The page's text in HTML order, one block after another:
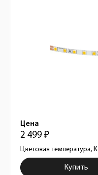
Цена
2 499 ₽
Цветовая температура, К
Купить